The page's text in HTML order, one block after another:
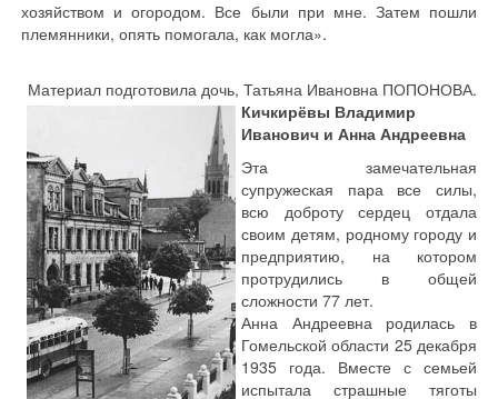
хозяйством и огородом. Все были при мне. Затем пошли
племянники, опять помогала, как могла».
Материал подготовила дочь, Татьяна Ивановна ПОПОНОВА.
Кичкирёвы Владимир
Иванович и Анна Андреевна
Эта замечательная
супружеская пара все силы,
всю доброту сердец отдала
своим детям, родному городу и
предприятию, на котором
протрудились в общей
сложности 77 лет.
Анна Андреевна родилась в
Гомельской области 25 декабря
1935 года. Вместе с семьей
испытала страшные тяготы